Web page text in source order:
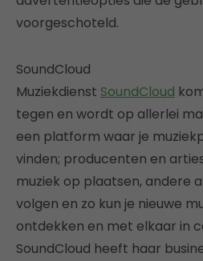
voorgeschoteld.
SoundCloud
Muziekdienst SoundCloud
tegen en wordt op allerlei
een platform waar je
vinden; producenten en
muziek op plaatsen, andere
volgen en zo kun je nieuwe
ontdekken en met elkaar in
SoundCloud heeft haar